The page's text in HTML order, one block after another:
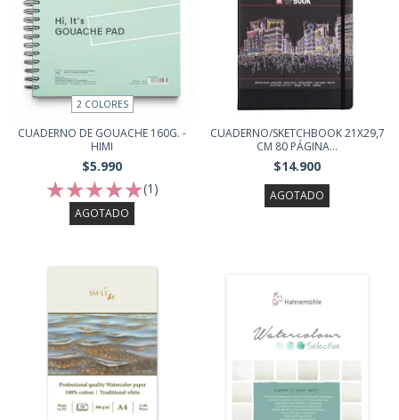
2 COLORES
CUADERNO DE GOUACHE 160G. -
HIMI
$5.990
(1)
AGOTADO
CUADERNO/SKETCHBOOK 21X29,7
CM 80 PÁGINA...
$14.900
AGOTADO